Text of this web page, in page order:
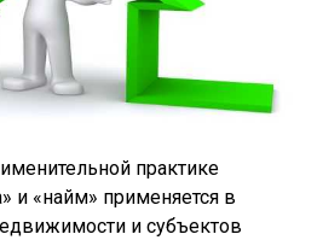
практике
и «найм» применяется в
и субъектов